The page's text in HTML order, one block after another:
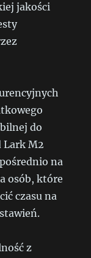
jakości
do
Lark M2
na
osób, które
czasu na
z